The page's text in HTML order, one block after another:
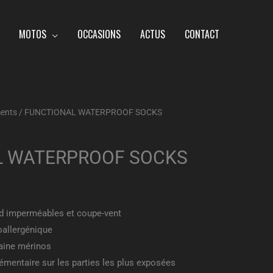
MOTOS OCCASIONS ACTUS CONTACT
/ FUNCTIONAL WATERPROOF SOCKS
SOCKS
imperméables et coupe-vent
mérinos
sur les parties les plus exposées